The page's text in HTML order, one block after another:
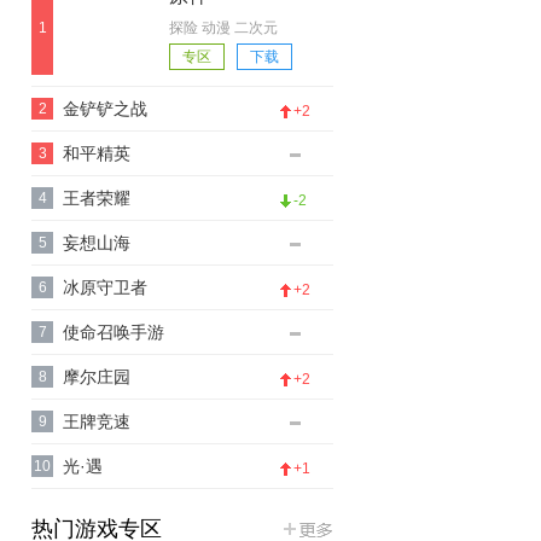
1
探险 动漫 二次元
专区
下载
2 金铲铲之战 +2
3 和平精英
4 王者荣耀 -2
5 妄想山海
6 冰原守卫者 +2
7 使命召唤手游
8 摩尔庄园 +2
9 王牌竞速
10 光·遇 +1
热门游戏专区